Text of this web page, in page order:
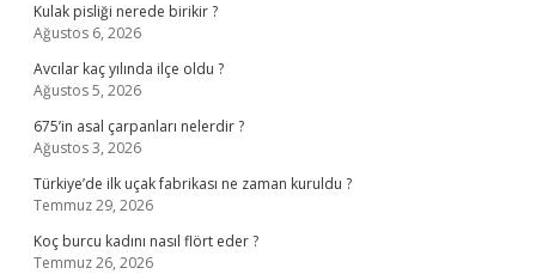
Kulak pisliği nerede birikir ?
Ağustos 6, 2026
Avcılar kaç yılında ilçe oldu ?
Ağustos 5, 2026
675’in asal çarpanları nelerdir ?
Ağustos 3, 2026
Türkiye’de ilk uçak fabrikası ne zaman kuruldu ?
Temmuz 29, 2026
Koç burcu kadını nasıl flört eder ?
Temmuz 26, 2026